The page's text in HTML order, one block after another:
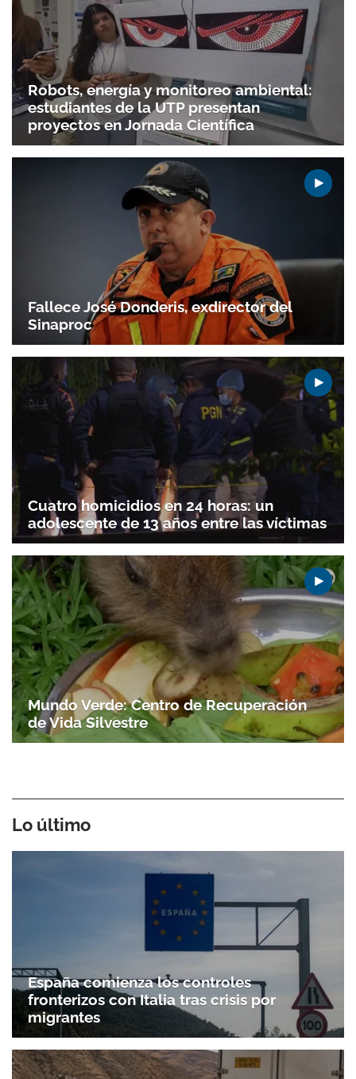
Gracias por suscribirte a nuestro boletín.
ACEPTAR
Robots, energía y monitoreo ambiental:
estudiantes de la UTP presentan
proyectos en Jornada Científica
Fallece José Donderis, exdirector del
Sinaproc
Cuatro homicidios en 24 horas: un
adolescente de 13 años entre las víctimas
Mundo Verde: Centro de Recuperación
de Vida Silvestre
Lo último
España comienza los controles
fronterizos con Italia tras crisis por
migrantes